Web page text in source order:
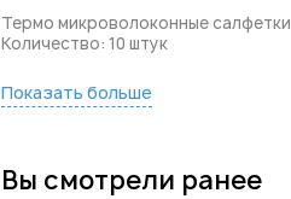
Термо микроволоконные салфетки
Количество: 10 штук
Показать больше
Вы смотрели ранее